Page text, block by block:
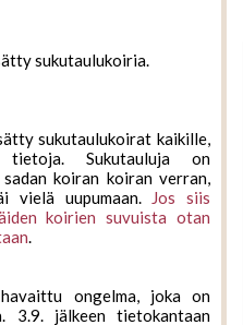
sukutaulukoiria.
sukutaulukoirat kaikille,
Sukutauluja on
koiran koiran verran,
vielä uupumaan. Jos siis
koirien suvuista otan
.
havaittu ongelma, joka on
3.9. jälkeen tietokantaan